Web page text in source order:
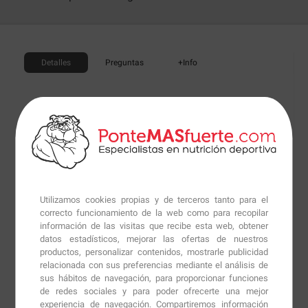
Utilizamos cookies propias y de terceros tanto para el
correcto funcionamiento de la web como para recopilar
información de las visitas que recibe esta web, obtener
datos estadísticos, mejorar las ofertas de nuestros
productos, personalizar contenidos, mostrarle publicidad
relacionada con sus preferencias mediante el análisis de
sus hábitos de navegación, para proporcionar funciones
de redes sociales y para poder ofrecerte una mejor
experiencia de navegación. Compartiremos información
Detalles Preguntas +Info
soluble tiene muchos beneficios para nuestro cuerpo,
siendo uno de los principales el favorecer el crecimiento
de la flora bacteriana de nuestros intestinos ya que la
donde las bacterias la aprovechan para alimentarse y
prosperar, lo que comportará que ocupen todo el
intestino y por lo tanto no dejando espacio para que
puedan proliferar bacterias perjudiciales para nuestro
organismo.